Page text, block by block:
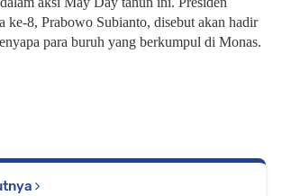
ke-8, Prabowo Subianto, disebut akan hadir
para buruh yang berkumpul di Monas.